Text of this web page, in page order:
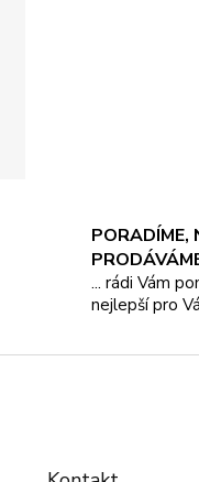
PORADÍME,
... rádi Vám
nejlepší pro